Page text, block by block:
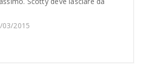
03/2015